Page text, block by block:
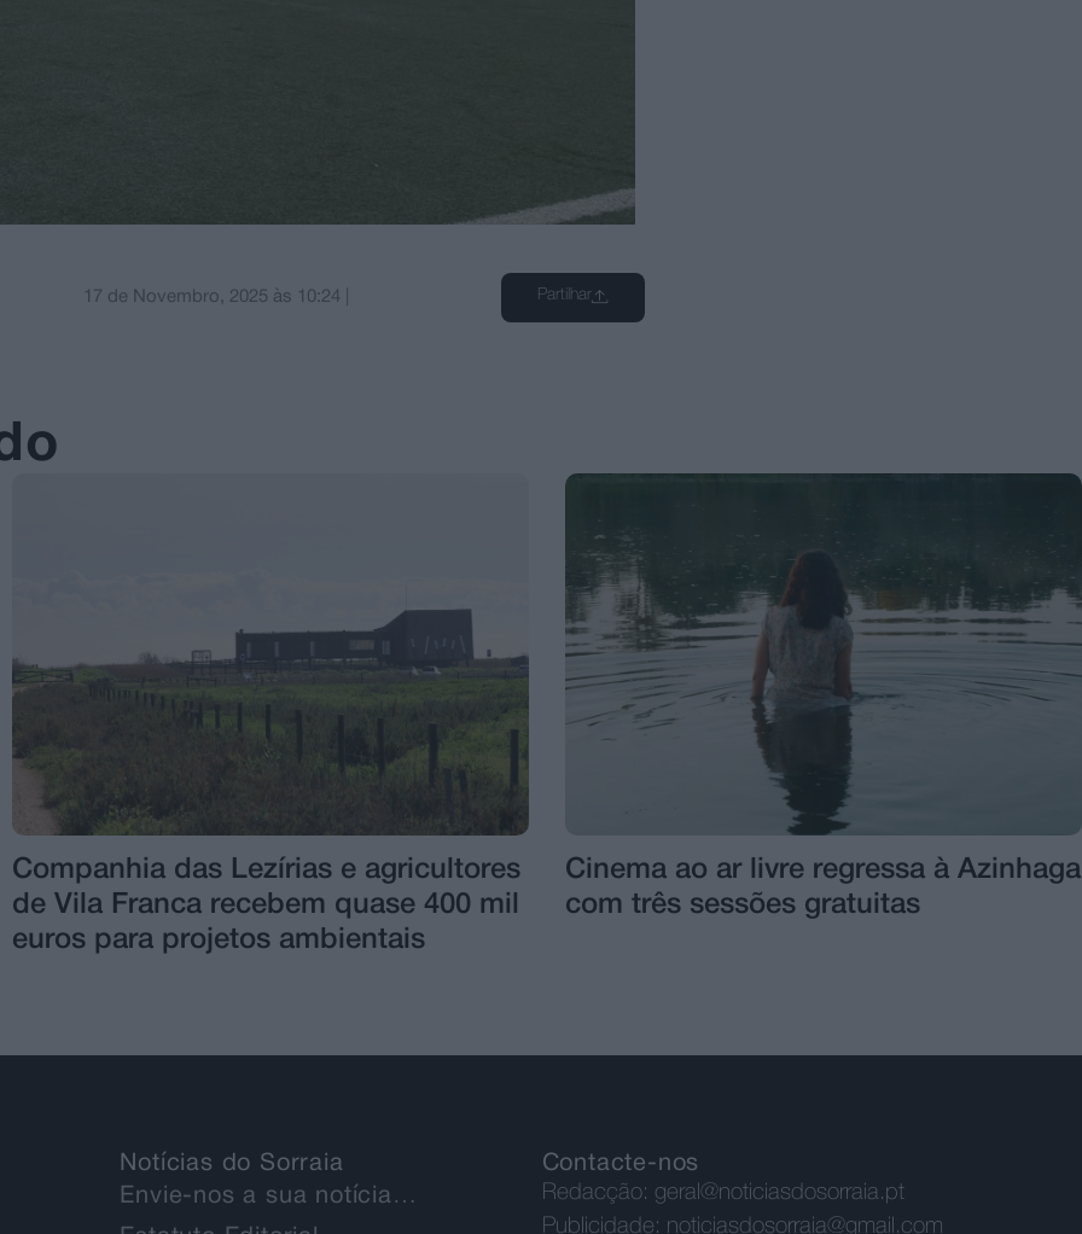
17 de Novembro, 2025 às 10:24 Partilhar
Companhia das Lezírias e agricultores
de Vila Franca recebem quase 400 mil
euros para projetos ambientais
Cinema ao ar livre regressa à Azinhaga
com três sessões gratuitas
Notícias do Sorraia
Envie-nos a sua notícia…
Contacte-nos
Redacção: geral@noticiasdosorraia.pt
Publicidade: noticiasdosorraia@gmail.com